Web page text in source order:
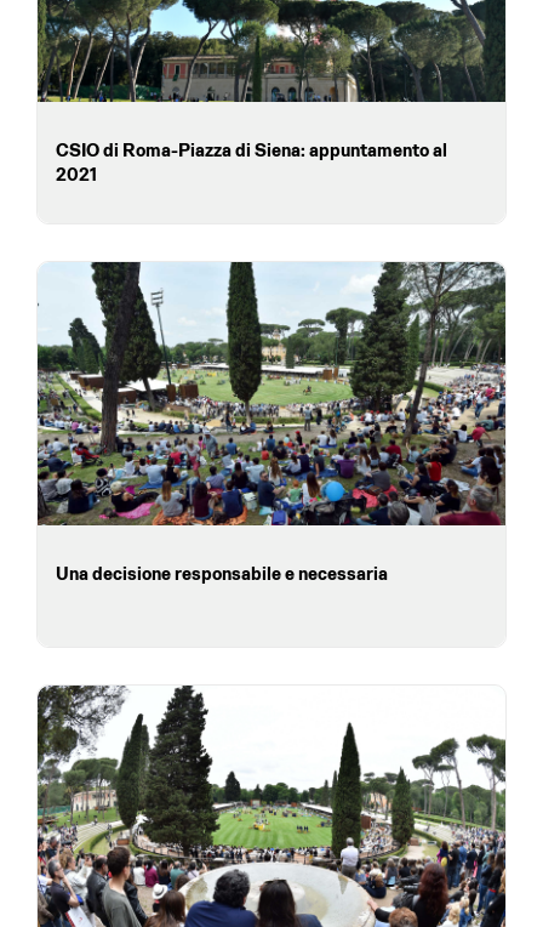
CSIO di Roma-Piazza di Siena: appuntamento al
2021
Una decisione responsabile e necessaria